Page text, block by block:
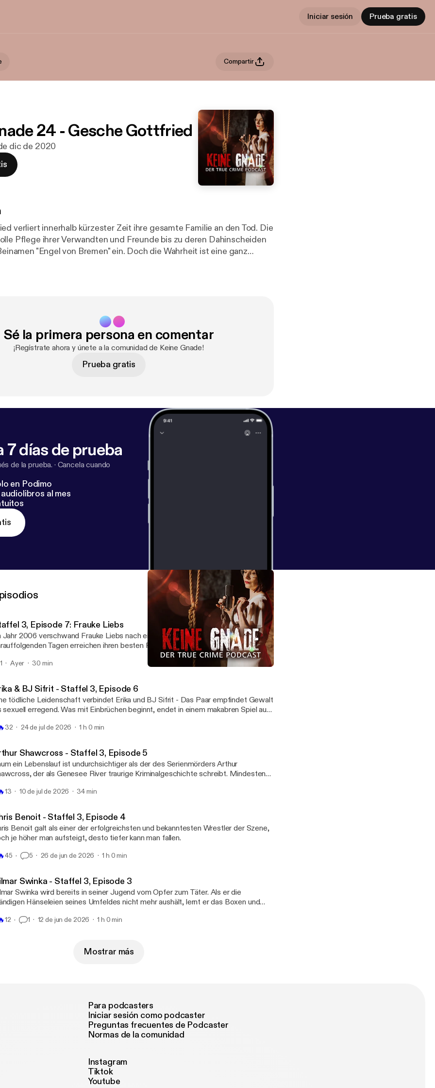
Iniciar sesión Prueba gratis
Compartir
24 - Gesche Gottfried
dic de 2020
verliert innerhalb kürzester Zeit ihre gesamte Familie an den Tod. Die
Pflege ihrer Verwandten und Freunde bis zu deren Dahinscheiden
"Engel von Bremen" ein. Doch die Wahrheit ist eine ganz
Sé la primera persona en comentar
¡Regístrate ahora y únete a la comunidad de Keine Gnade!
Prueba gratis
7 días de prueba
de la prueba. · Cancela cuando
en Podimo
al mes
3, Episode 7: Frauke Liebs
Jahr 2006 verschwand Frauke Liebs nach einem WM-Spiel in Paderborn. In den
Tagen erreichen ihren besten Freund Christos kryptische Anrufe, die
schließen lassen, dass Frauke Opfer eines Verbrechens wurde. Monate später
man die Leiche der jungen Frau in einem Waldstück. Bis heute ist der Mord an
1 Ayer 30 min
& BJ Sifrit - Staffel 3, Episode 6
tödliche Leidenschaft verbindet Erika und BJ Sifrit - Das Paar empfindet Gewalt
sexuell erregend. Was mit Einbrüchen beginnt, endet in einem makabren Spiel aus
32 24 de jul de 2026 1 h 0 min
Shawcross - Staffel 3, Episode 5
ein Lebenslauf ist undurchsichtiger als der des Serienmörders Arthur
der als Genesee River traurige Kriminalgeschichte schreibt. Mindestens
13 10 de jul de 2026 34 min
Benoit - Staffel 3, Episode 4
Benoit galt als einer der erfolgreichsten und bekanntesten Wrestler der Szene,
je höher man aufsteigt, desto tiefer kann man fallen.
45 5 26 de jun de 2026 1 h 0 min
Swinka - Staffel 3, Episode 3
Swinka wird bereits in seiner Jugend vom Opfer zum Täter. Als er die
Hänseleien seines Umfeldes nicht mehr aushält, lernt er das Boxen und
der die Geschichte der ehemaligen DDR geprägt hat.
12 1 12 de jun de 2026 1 h 0 min
Mostrar más
Para podcasters
Iniciar sesión como podcaster
Preguntas frecuentes de Podcaster
Normas de la comunidad
Instagram
Tiktok
Youtube